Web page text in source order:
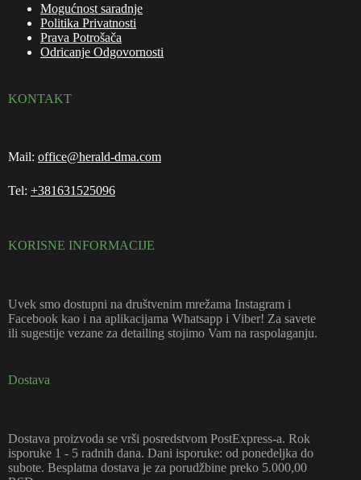
Mogućnost saradnje
Politika Privatnosti
Prava Potrošača
Odricanje Odgovornosti
KONTAKT
Mail: office@herald-dma.com
Tel: +381631525096
KORISNE INFORMACIJE
Uvek smo dostupni na društvenim mrežama Instagram i
Facebook kao i na aplikacijama Whatsapp i Viber! Za savete
ili sugestije vezane za detailing stojimo Vam na raspolaganju.
Dostava
Dostava proizvoda se vrši posredstvom PostExpress-a. Rok
isporuke 1 - 5 radnih dana. Dani isporuke: od ponedeljka do
subote. Besplatna dostava je za porudžbine preko 5.000,00